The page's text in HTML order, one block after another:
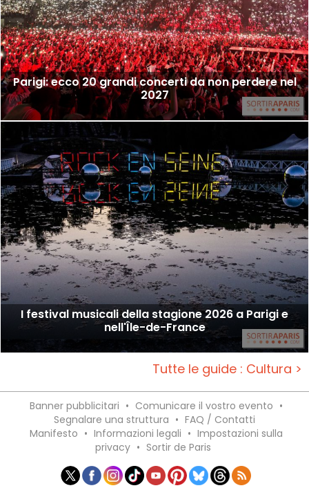
Parigi: ecco 20 grandi concerti da non perdere nel
2027
I festival musicali della stagione 2026 a Parigi e
nell'Île-de-France
Tutte le guide : Cultura >
Banner pubblicitari • Comunicare il vostro evento •
Segnalare una struttura • FAQ / Contatti
Manifesto • Informazioni legali • Impostazioni sulla
privacy • Sortir de Paris